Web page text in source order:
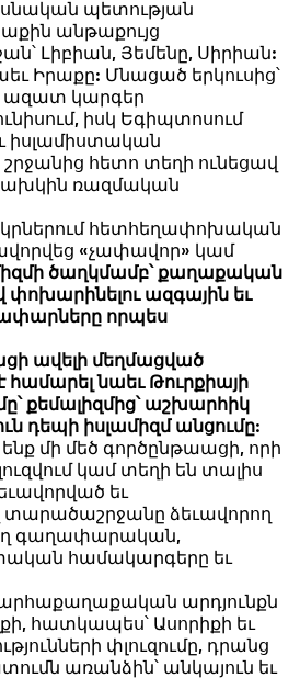
պետության
անթաքույց
Լիբիան, Յեմենը, Սիրիան:
Իրաքը: Մնացած երկուսից՝
ազատ կարգեր
իսկ Եգիպտոսում
իսլամիստական
հետո տեղի ունեցավ
ռազմական
հետհեղափոխական
«չափավոր» կամ
ծաղկմամբ՝ քաղաքական
փոխարինելու ազգային եւ
որպես
ավելի մեղմացված
համարել նաեւ Թուրքիայի
քեմալիզմից՝ աշխարհիկ
դեպի իսլամիզմ անցումը:
մի մեծ գործընթաացի, որի
կամ տեղի են տալիս
եւ
ձեւավորող
գաղափարական,
համակարգերը եւ
արդյունքն
հատկապես՝ Ասորիքի եւ
փլուզումը, դրանց
առանձին՝ անկայուն եւ